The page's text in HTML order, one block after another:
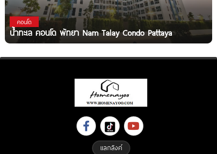
คอนโด
น้ำทะเล คอนโด พัทยา Nam Talay Condo Pattaya
แลกลิงค์